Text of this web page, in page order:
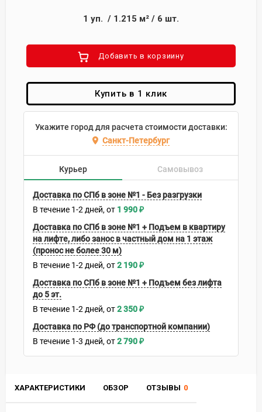
ХАРАКТЕРИСТИКИ ОБЗОР ОТЗЫВЫ 0
1 уп. / 1.215 м² / 6 шт.
Добавить в корзиину
Купить в 1 клик
Укажите город для расчета стоимости доставки:
Санкт-Петербург
Курьер Самовывоз
Доставка по СПб в зоне №1 - Без разгрузки
В течение 1-2 дней 1 990₽
Доставка по СПб в зоне №1 + Подъем в квартиру
на лифте, либо занос в частный дом на 1 этаж
(пронос не более 30 м)
В течение 1-2 дней 2 190₽
Доставка по СПб в зоне №1 + Подъем без лифта
до 5 эт.
В течение 1-2 дней 2 350₽
Доставка по РФ (до транспортной компании)
В течение 1-3 дней 2 790₽